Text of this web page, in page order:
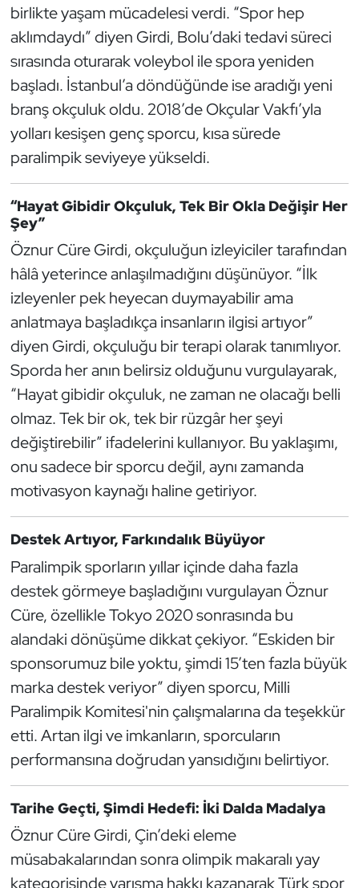
birlikte yaşam mücadelesi verdi. “Spor hep
aklımdaydı” diyen Girdi, Bolu’daki tedavi süreci
sırasında oturarak voleybol ile spora yeniden
başladı. İstanbul’a döndüğünde ise aradığı yeni
branş okçuluk oldu. 2018’de Okçular Vakfı’yla
yolları kesişen genç sporcu, kısa sürede
paralimpik seviyeye yükseldi.
“Hayat Gibidir Okçuluk, Tek Bir Okla Değişir Her
Şey”
Öznur Cüre Girdi, okçuluğun izleyiciler tarafından
hâlâ yeterince anlaşılmadığını düşünüyor. “İlk
izleyenler pek heyecan duymayabilir ama
anlatmaya başladıkça insanların ilgisi artıyor”
diyen Girdi, okçuluğu bir terapi olarak tanımlıyor.
Sporda her anın belirsiz olduğunu vurgulayarak,
“Hayat gibidir okçuluk, ne zaman ne olacağı belli
olmaz. Tek bir ok, tek bir rüzgâr her şeyi
değiştirebilir” ifadelerini kullanıyor. Bu yaklaşımı,
onu sadece bir sporcu değil, aynı zamanda
motivasyon kaynağı haline getiriyor.
Destek Artıyor, Farkındalık Büyüyor
Paralimpik sporların yıllar içinde daha fazla
destek görmeye başladığını vurgulayan Öznur
Cüre, özellikle Tokyo 2020 sonrasında bu
alandaki dönüşüme dikkat çekiyor. “Eskiden bir
sponsorumuz bile yoktu, şimdi 15’ten fazla büyük
marka destek veriyor” diyen sporcu, Milli
Paralimpik Komitesi'nin çalışmalarına da teşekkür
etti. Artan ilgi ve imkanların, sporcuların
performansına doğrudan yansıdığını belirtiyor.
Tarihe Geçti, Şimdi Hedefi: İki Dalda Madalya
Öznur Cüre Girdi, Çin’deki eleme
müsabakalarından sonra olimpik makaralı yay
kategorisinde yarışma hakkı kazanarak Türk spor
Judo ve Kuraş
Kano ve Rafting
Karate
Kayak
Kempo
Kick Boks
Kürek
Masa Tenisi
Modern Pentatlon
Motor Sporları
Muay Thai
Okçuluk
Oryantiring
Özel Sporcular
Paralimpik
Ragbi
Satranç
Su Topu
Tekvando
Tenis